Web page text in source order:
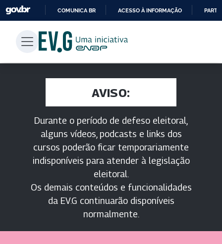
PARA
CONTEÚDO
COMUNICA BR ACESSO À INFORMAÇÃO
AVISO:
Durante o período de defeso eleitoral,
alguns vídeos, podcasts e links dos
cursos poderão ficar temporariamente
indisponíveis para atender à legislação
eleitoral.
Os demais conteúdos e funcionalidades
da EV.G continuarão disponíveis
normalmente.